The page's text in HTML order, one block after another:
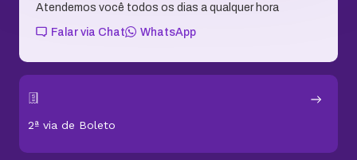
Atendemos você todos os dias a qualquer hora
Falar via Chat WhatsApp
2ª via de Boleto